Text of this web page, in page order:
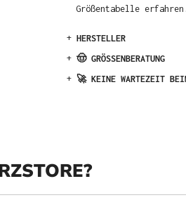
Größentabelle erfahren.
+ HERSTELLER
+ 🤠 GRÖSSENBERATUNG
+ 🚀 KEINE WARTEZEIT